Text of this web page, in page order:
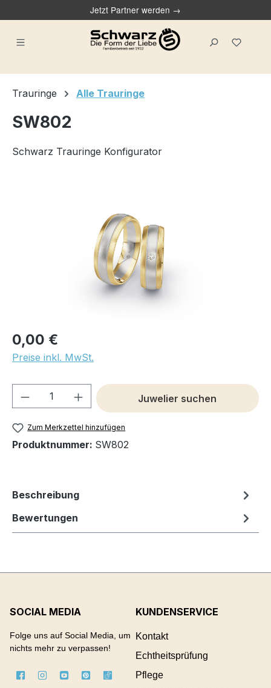
Jetzt Partner werden →
Trauringe Alle Trauringe
SW802
Schwarz Trauringe Konfigurator
0,00 €
Preise inkl. MwSt.
Produkt Anzahl: Gib denJuwelier suchen
Zum Merkzettel hinzufügen
Produktnummer: SW802
Beschreibung
Bewertungen
SOCIAL MEDIA
Folge uns auf Social Media, um
nichts mehr zu verpassen!
KUNDENSERVICE
Kontakt
Echtheitsprüfung
Pflege